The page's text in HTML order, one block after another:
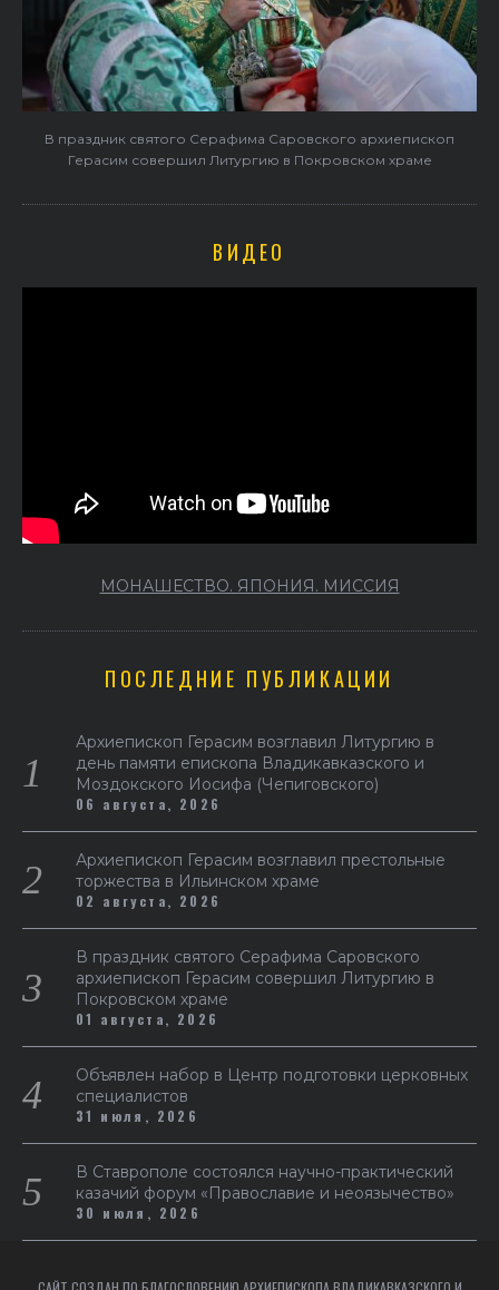
В праздник святого Серафима Саровского архиепископ
Герасим совершил Литургию в Покровском храме
ВИДЕО
МОНАШЕСТВО. ЯПОНИЯ. МИССИЯ
ПОСЛЕДНИЕ ПУБЛИКАЦИИ
Архиепископ Герасим возглавил Литургию в
день памяти епископа Владикавказского и
Моздокского Иосифа (Чепиговского)
06 августа, 2026
Архиепископ Герасим возглавил престольные
торжества в Ильинском храме
02 августа, 2026
В праздник святого Серафима Саровского
архиепископ Герасим совершил Литургию в
Покровском храме
01 августа, 2026
Объявлен набор в Центр подготовки церковных
специалистов
31 июля, 2026
В Ставрополе состоялся научно-практический
казачий форум «Православие и неоязычество»
30 июля, 2026